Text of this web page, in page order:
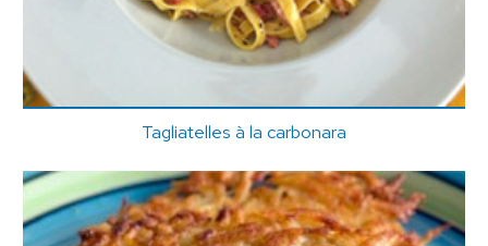
Tagliatelles à la carbonara